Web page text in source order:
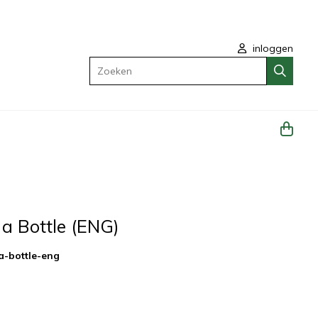
inloggen
Zoeken
Bottle (ENG)
bottle-eng